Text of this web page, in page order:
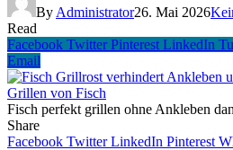
By Administrator26. Mai 2026
Read
Facebook Twitter Pinterest LinkedIn
Email
Fisch perfekt grillen ohne Ankleben
Share
Facebook Twitter LinkedIn Pinterest